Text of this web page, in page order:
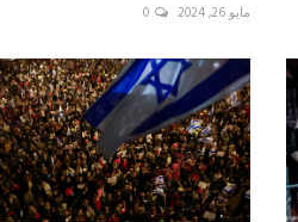
مايو 26, 2024 0